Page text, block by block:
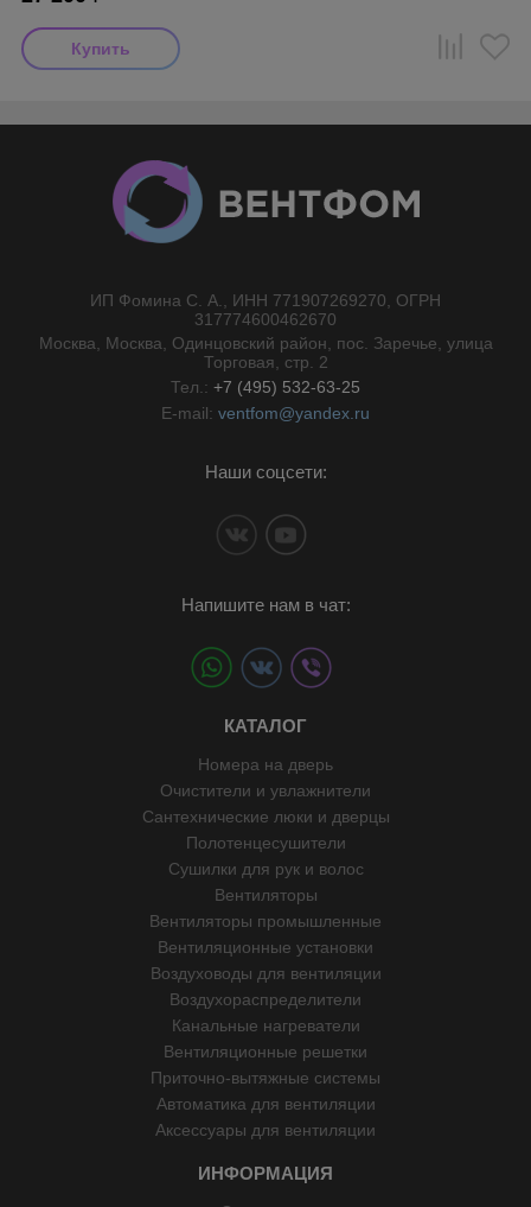
ИП Фомина С. А., ИНН 771907269270, ОГРН
317774600462670
Москва, Москва, Одинцовский район, пос. Заречье, улица
Торговая, стр. 2
Тел.: +7 (495) 532-63-25
E-mail: ventfom@yandex.ru
Наши соцсети:
Напишите нам в чат:
КАТАЛОГ
Номера на дверь
Очистители и увлажнители
Сантехнические люки и дверцы
Полотенцесушители
Сушилки для рук и волос
Вентиляторы
Вентиляторы промышленные
Вентиляционные установки
Воздуховоды для вентиляции
Воздухораспределители
Канальные нагреватели
Вентиляционные решетки
Приточно-вытяжные системы
Автоматика для вентиляции
Аксессуары для вентиляции
ИНФОРМАЦИЯ